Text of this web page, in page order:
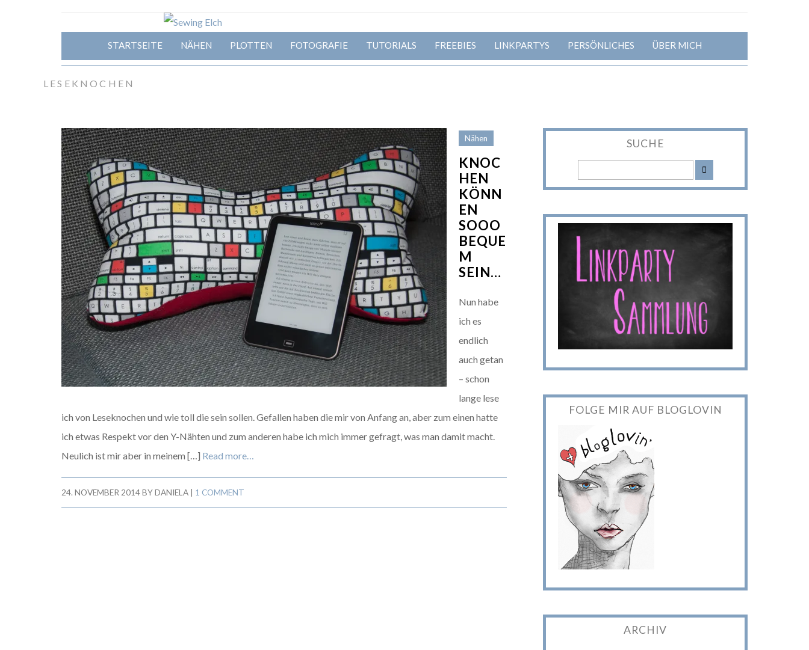
STARTSEITE NÄHEN PLOTTEN FOTOGRAFIE TUTORIALS FREEBIES LINKPARTYS PERSÖNLICHES ÜBER MICH
LESEKNOCHEN
Nähen
KNOC
HEN
KÖNN
EN
SOOO
BEQUE
M
SEIN…
Nun habe
ich es
endlich
auch getan
– schon
lange lese
ich von Leseknochen und wie toll die sein sollen. Gefallen haben die mir von Anfang an, aber zum einen hatte
ich etwas Respekt vor den Y-Nähten und zum anderen habe ich mich immer gefragt, was man damit macht.
Neulich ist mir aber in meinem […] Read more…
24. NOVEMBER 2014BYDANIELA 1 COMMENT
SUCHE
FOLGE MIR AUF BLOGLOVIN
ARCHIV